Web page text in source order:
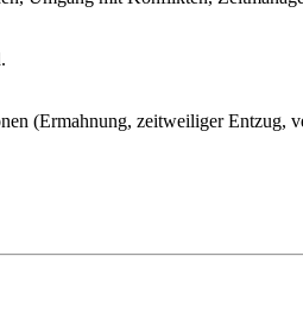
(Ermahnung, zeitweiliger Entzug,